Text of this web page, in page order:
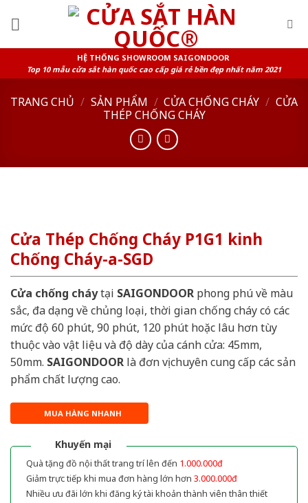
HỆ THỐNG SHOWROOM SAIGONDOOR
Top 10 mẫu cửa sắt hàn quốc cao cấp giá rẻ bền đẹp nhất năm 2021
TRANG CHỦ / SẢN PHẨM / CỬA CHỐNG CHÁY / CỬA
THÉP CHỐNG CHÁY
Cửa Thép Chống Cháy P1G1 kinh
Chống Cháy-a-SGD
Cửa chống cháytại SAIGONDOOR phong phú về màu
sắc, đa dạng về chủng loại, thời gian chống cháy có các
mức độ 60 phút, 90 phút, 120 phút hoặc lâu hơn tùy
thuộc vào vật liệu và độ dày của cánh cửa: 45mm,
50mm. SAIGONDOOR là đơn vị chuyên cung cấp các sản
phẩm chất lượng cao.
MUA HÀNG NHANH
Khuyến mại
Quà tặng đồ nội thất trang trí lên đến 1.000.000đ
Giảm trực tiếp khi mua đơn hàng lớn hơn 3.000.000đ
Nhiều ưu đãi lớn khi đăng ký tài khoản thành viên thân thiết